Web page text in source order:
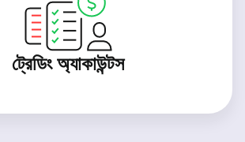
ট্রেডিং অ্যাকাউন্টস